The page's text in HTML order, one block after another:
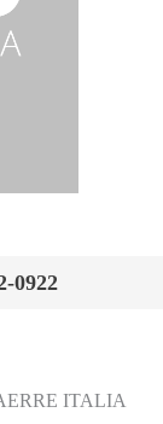
0922
ITALIA